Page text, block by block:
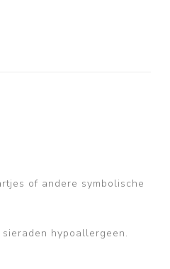
of andere symbolische
hypoallergeen.